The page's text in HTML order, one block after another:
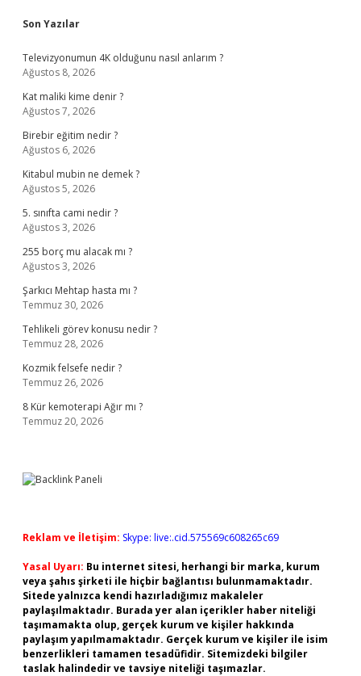
Sidebar
Son Yazılar
Televizyonumun 4K olduğunu nasıl anlarım ?
Ağustos 8, 2026
Kat maliki kime denir ?
Ağustos 7, 2026
Birebir eğitim nedir ?
Ağustos 6, 2026
Kitabul mubin ne demek ?
Ağustos 5, 2026
5. sınıfta cami nedir ?
Ağustos 3, 2026
255 borç mu alacak mı ?
Ağustos 3, 2026
Şarkıcı Mehtap hasta mı ?
Temmuz 30, 2026
Tehlikeli görev konusu nedir ?
Temmuz 28, 2026
Kozmik felsefe nedir ?
Temmuz 26, 2026
8 Kür kemoterapi Ağır mı ?
Temmuz 20, 2026
Reklam ve İletişim: Skype: live:.cid.575569c608265c69
Yasal Uyarı: Bu internet sitesi, herhangi bir marka, kurum
veya şahıs şirketi ile hiçbir bağlantısı bulunmamaktadır.
Sitede yalnızca kendi hazırladığımız makaleler
paylaşılmaktadır. Burada yer alan içerikler haber niteliği
taşımamakta olup, gerçek kurum ve kişiler hakkında
paylaşım yapılmamaktadır. Gerçek kurum ve kişiler ile isim
benzerlikleri tamamen tesadüfidir. Sitemizdeki bilgiler
taslak halindedir ve tavsiye niteliği taşımazlar.